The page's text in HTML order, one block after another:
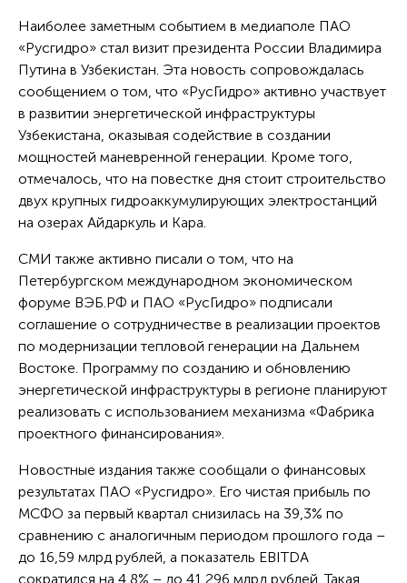
Наиболее заметным событием в медиаполе ПАО
«Русгидро» стал визит президента России Владимира
Путина в Узбекистан. Эта новость сопровождалась
сообщением о том, что «РусГидро» активно участвует
в развитии энергетической инфраструктуры
Узбекистана, оказывая содействие в создании
мощностей маневренной генерации. Кроме того,
отмечалось, что на повестке дня стоит строительство
двух крупных гидроаккумулирующих электростанций
на озерах Айдаркуль и Кара.
СМИ также активно писали о том, что на
Петербургском международном экономическом
форуме ВЭБ.РФ и ПАО «РусГидро» подписали
соглашение о сотрудничестве в реализации проектов
по модернизации тепловой генерации на Дальнем
Востоке. Программу по созданию и обновлению
энергетической инфраструктуры в регионе планируют
реализовать с использованием механизма «Фабрика
проектного финансирования».
Новостные издания также сообщали о финансовых
результатах ПАО «Русгидро». Его чистая прибыль по
МСФО за первый квартал снизилась на 39,3% по
сравнению с аналогичным периодом прошлого года –
до 16,59 млрд рублей, а показатель EBITDA
сократился на 4,8% – до 41,296 млрд рублей​​​. Такая